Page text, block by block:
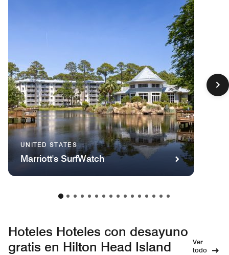
UNITED STATES
Marriott's SurfWatch
Hoteles Hoteles con desayuno
gratis en Hilton Head Island
Ver
todo